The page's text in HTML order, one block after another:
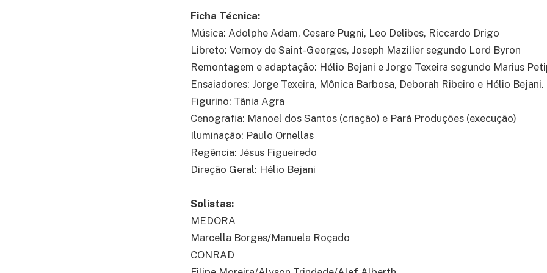
Ficha Técnica:
Música: Adolphe Adam, Cesare Pugni, Leo Delibes, Riccardo Drigo
Libreto: Vernoy de Saint-Georges, Joseph Mazilier segundo Lord Byron
Remontagem e adaptação: Hélio Bejani e Jorge Texeira segundo Marius
Ensaiadores: Jorge Texeira, Mônica Barbosa, Deborah Ribeiro e Hélio Bejani.
Figurino: Tânia Agra
Cenografia: Manoel dos Santos (criação) e Pará Produções (execução)
Iluminação: Paulo Ornellas
Regência: Jésus Figueiredo
Direção Geral: Hélio Bejani
Solistas:
MEDORA
Marcella Borges/Manuela Roçado
CONRAD